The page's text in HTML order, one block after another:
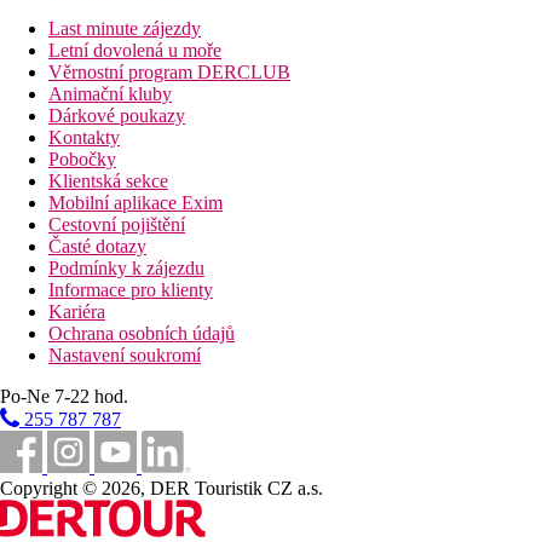
Strava
Snídaně, obědy a večeře formou bufetu
Neomezené množství rozlévaných nealkoholických a
Lze čerpat v místech a časech určených hotelem
Sportovní aktivity zdarma
animační programy
aerobic
volejbal
Sportovní aktivity za příplatek
wellness
masáže
Oficiální kategorie
3 hvězdičky
Vzdálenosti
12 km
Centrum města
2,5 km
Last minute zájezdy
Letní dovolená u moře
Věrnostní program DERCLUB
Animační kluby
Dárkové poukazy
Kontakty
Pobočky
Klientská sekce
Mobilní aplikace Exim
Cestovní pojištění
Časté dotazy
Podmínky k zájezdu
Informace pro klienty
Kariéra
Ochrana osobních údajů
Nastavení soukromí
Po-Ne 7-22 hod.
255 787 787
Copyright © 2026, DER Touristik CZ a.s.